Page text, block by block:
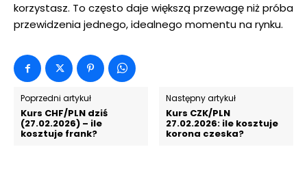
korzystasz. To często daje większą przewagę niż próba
przewidzenia jednego, idealnego momentu na rynku.
Poprzedni artykuł
Kurs CHF/PLN dziś
(27.02.2026) – ile
kosztuje frank?
Następny artykuł
Kurs CZK/PLN
27.02.2026: ile kosztuje
korona czeska?